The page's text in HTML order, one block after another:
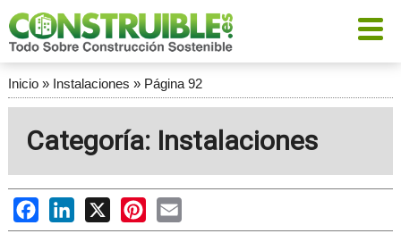
Inicio» Instalaciones » Página 92
Categoría: Instalaciones
FacebookLinkedIn
X PinterestEmail